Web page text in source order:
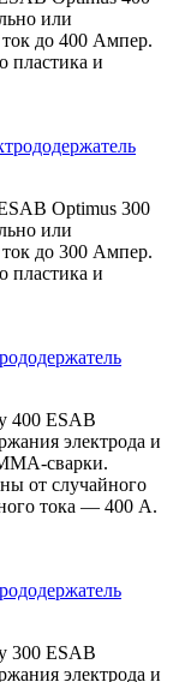
или
до 400 Ампер.
пластика и
Optimus 300
или
до 300 Ампер.
пластика и
400 ESAB
электрода и
сварки.
от случайного
тока — 400 А.
300 ESAB
электрода и